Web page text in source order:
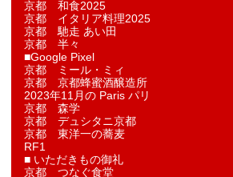
京都 和食2025
京都 イタリア料理2025
京都 馳走 あい田
京都 半々
■Google Pixel
京都 ミール・ミィ
京都 京都蜂蜜酒醸造所
2023年11月の Paris パリ
京都 森学
京都 デュシタニ京都
京都 東洋一の蕎麦
RF1
■ いただきもの御礼
京都 つなぐ食堂